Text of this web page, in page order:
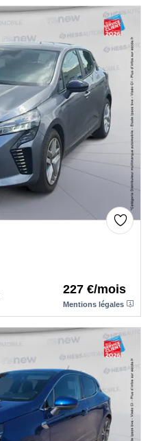
227 €/mois
Mentions légales